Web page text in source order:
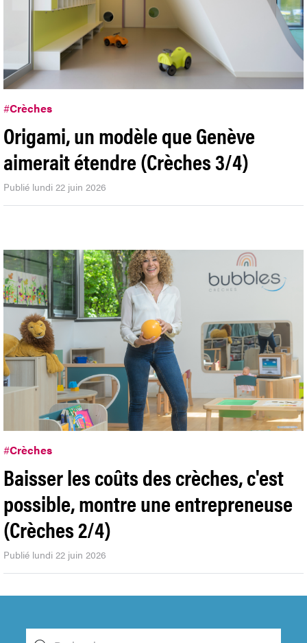
#Crèches
Origami, un modèle que Genève
aimerait étendre (Crèches 3/4)
Publié lundi 22 juin 2026
#Crèches
Baisser les coûts des crèches, c'est
possible, montre une entrepreneuse
(Crèches 2/4)
Publié lundi 22 juin 2026